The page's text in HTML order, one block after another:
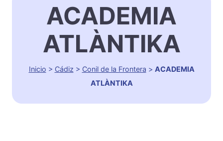
ACADEMIA
ATLÀNTIKA
Inicio > Cádiz > Conil de la Frontera > ACADEMIA
ATLÀNTIKA